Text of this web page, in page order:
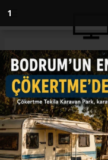
Anasayfa ENGLISH
Turkish
Europe to
08.05.2026 -